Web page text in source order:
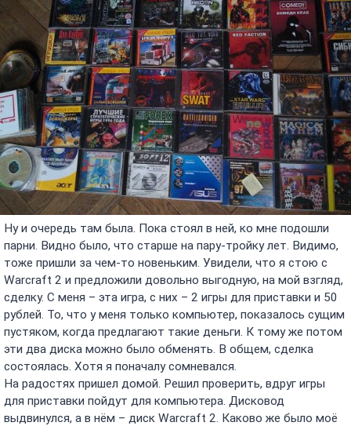
Ну и очередь там была. Пока стоял в ней, ко мне подошли
парни. Видно было, что старше на пару-тройку лет. Видимо,
тоже пришли за чем-то новеньким. Увидели, что я стою с
Warcraft 2 и предложили довольно выгодную, на мой взгляд,
сделку. С меня – эта игра, с них – 2 игры для приставки и 50
рублей. То, что у меня только компьютер, показалось сущим
пустяком, когда предлагают такие деньги. К тому же потом
эти два диска можно было обменять. В общем, сделка
состоялась. Хотя я поначалу сомневался.
На радостях пришел домой. Решил проверить, вдруг игры
для приставки пойдут для компьютера. Дисковод
выдвинулся, а в нём – диск Warcraft 2. Каково же было моё